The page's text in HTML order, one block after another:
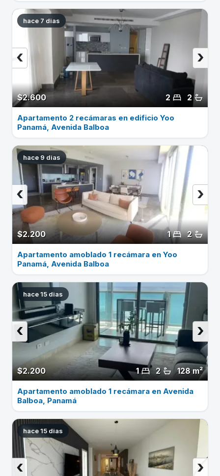
hace 7 dias
$2.600 2
2
›
‹
Apartamento 2 recámaras en edificio Yoo
Panamá, Avenida Balboa
hace 9 dias
$2.200 2
1
›
‹
Apartamento amoblado 1 recámara en Yoo
Panamá, Avenida Balboa
hace 15 dias
$2.200 128 m²
2
1
›
‹
Apartamento amoblado 1 recámara en Avenida
Balboa, Panamá
hace 15 dias
›
‹